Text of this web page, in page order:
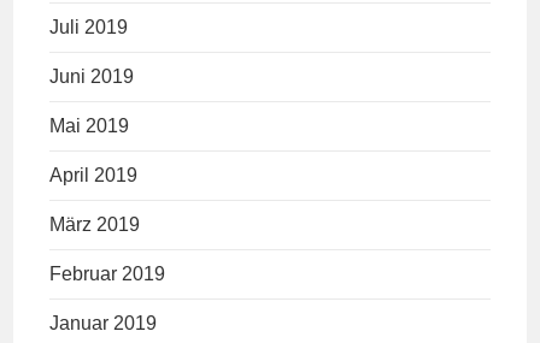
Juli 2019
Juni 2019
Mai 2019
April 2019
März 2019
Februar 2019
Januar 2019